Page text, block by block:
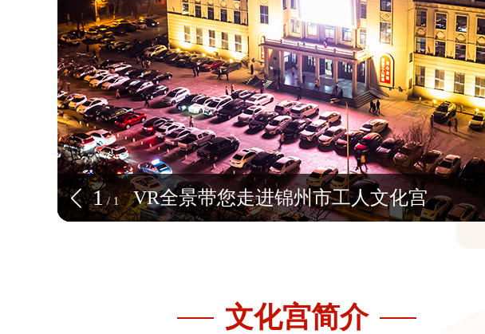
VR全景带您走进锦州市工人文化宫
VR全景带您走进锦州市工人文化宫
VR全景带您走进锦州市工人文化宫
1/ 1
文化宫简介